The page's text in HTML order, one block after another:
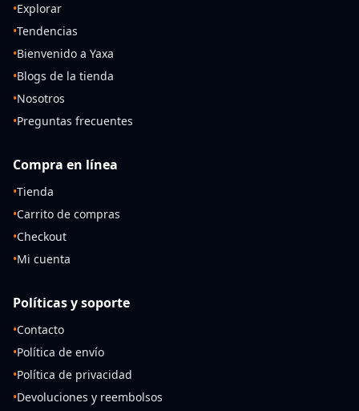
•Explorar
•Tendencias
•Bienvenido a Yaxa
•Blogs de la tienda
•Nosotros
•Preguntas frecuentes
Compra en línea
•Tienda
•Carrito de compras
•Checkout
•Mi cuenta
Políticas y soporte
•Contacto
•Política de envío
•Política de privacidad
•Devoluciones y reembolsos